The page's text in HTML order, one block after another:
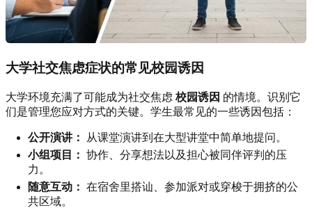
大学社交焦虑症状的常见校园诱因
大学环境充满了可能成为社交焦虑 校园诱因 的情境。识别它
们是管理您应对方式的关键。学生最常见的一些诱因包括：
公开演讲：
从课堂演讲到在大型讲堂中简单地提问。
小组项目： 协作、分享想法以及担心被同伴评判的压
力。
随意互动： 在宿舍里搭讪、参加派对或穿梭于拥挤的公
共区域。